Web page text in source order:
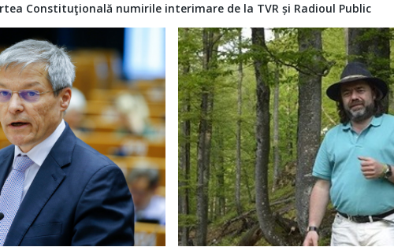
Constituţională numirile interimare de la TVR și Radioul Public